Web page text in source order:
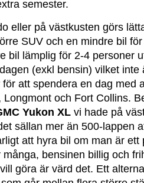
semester.
eller på västkusten görs
SUV och en mindre bil
bil lämplig för 2-4 personer
(exkl bensin) vilket inte
att spendera en dag med
Longmont och Fort Collins.
Yukon XL vi hade på
sällan mer än 500-lappen
att hyra bil om man är ett
bensinen billig och
göra är värd det. Ett